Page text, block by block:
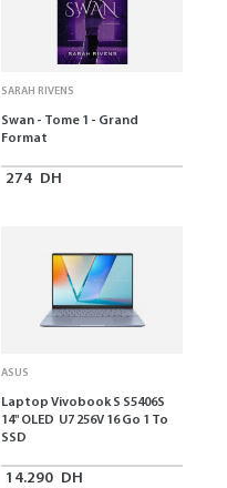
SARAH RIVENS
Swan - Tome 1 - Grand
Format
274 DH
ASUS
Laptop Vivobook S S5406S
14" OLED U7 256V 16 Go 1 To
SSD
14.290 DH